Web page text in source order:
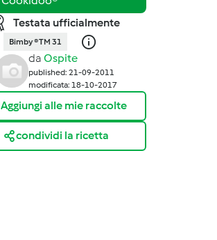
Testata ufficialmente
Bimby ® TM 31
da Ospite
published: 21-09-2011
modificata: 18-10-2017
Aggiungi alle mie raccolte
condividi la ricetta